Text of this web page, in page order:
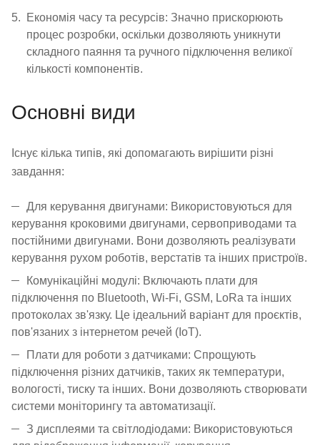
Економія часу та ресурсів: Значно прискорюють
процес розробки, оскільки дозволяють уникнути
складного паяння та ручного підключення великої
кількості компонентів.
Основні види
Існує кілька типів, які допомагають вирішити різні
завдання:
Для керування двигунами: Використовуються для
керування кроковими двигунами, сервоприводами та
постійними двигунами. Вони дозволяють реалізувати
керування рухом роботів, верстатів та інших пристроїв.
Комунікаційні модулі: Включають плати для
підключення по Bluetooth, Wi-Fi, GSM, LoRa та інших
протоколах зв'язку. Це ідеальний варіант для проєктів,
пов'язаних з інтернетом речей (IoT).
Плати для роботи з датчиками: Спрощують
підключення різних датчиків, таких як температури,
вологості, тиску та інших. Вони дозволяють створювати
системи моніторингу та автоматизації.
З дисплеями та світлодіодами: Використовуються